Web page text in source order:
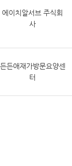
에이치알서브 주식회
사
든든애재가방문요양센
터